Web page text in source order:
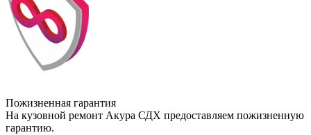
Пожизненная гарантия
На кузовной ремонт Акура СДХ предоставляем пожизненную
гарантию.